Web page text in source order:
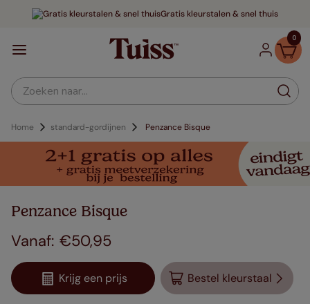
Gratis kleurstalen & snel thuis
0
Zoeken naar...
Home standard-gordijnen Penzance Bisque
Penzance Bisque
€50,95
Krijg een prijs Bestel kleurstaal